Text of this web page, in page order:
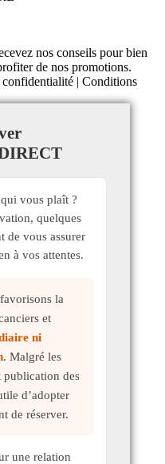
nos conseils pour bien
de nos promotions.
| Conditions
vous plaît ?
quelques
de vous assurer
à vos attentes.
la
et
ni
. Malgré les
publication des
d’adopter
de réserver.
une relation